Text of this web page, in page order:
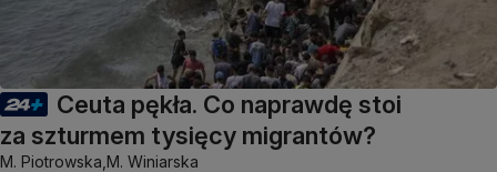
Ceuta pękła. Co naprawdę stoi
za szturmem tysięcy migrantów?
M. Piotrowska, M. Winiarska